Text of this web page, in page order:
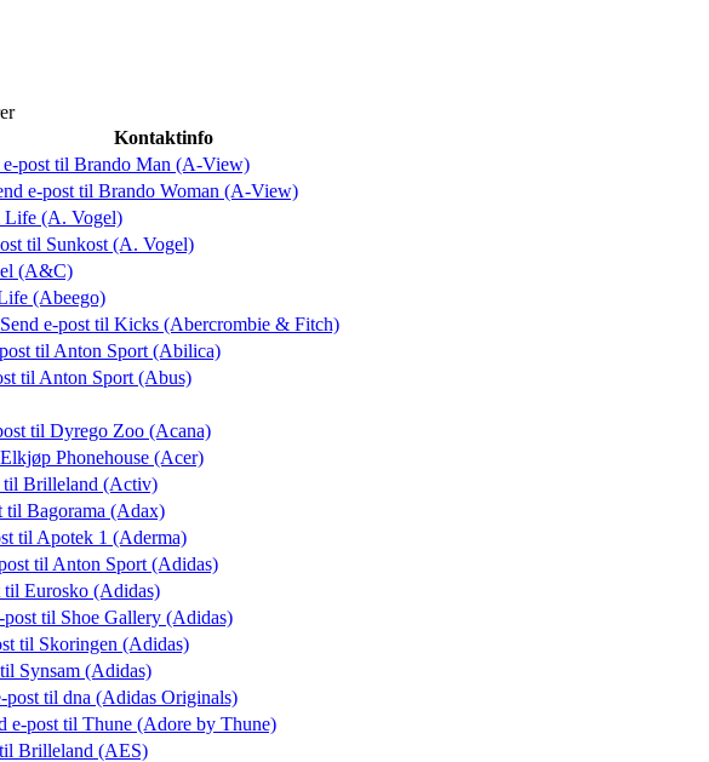
Kontaktinfo
e-post til Brando Man (A-View)
e-post til Brando Woman (A-View)
Life (A. Vogel)
til Sunkost (A. Vogel)
(A&C)
(Abeego)
Send e-post til Kicks (Abercrombie & Fitch)
til Anton Sport (Abilica)
til Anton Sport (Abus)
til Dyrego Zoo (Acana)
Phonehouse (Acer)
til Brilleland (Activ)
til Bagorama (Adax)
til Apotek 1 (Aderma)
til Anton Sport (Adidas)
til Eurosko (Adidas)
post til Shoe Gallery (Adidas)
til Skoringen (Adidas)
til Synsam (Adidas)
post til dna (Adidas Originals)
e-post til Thune (Adore by Thune)
til Brilleland (AES)